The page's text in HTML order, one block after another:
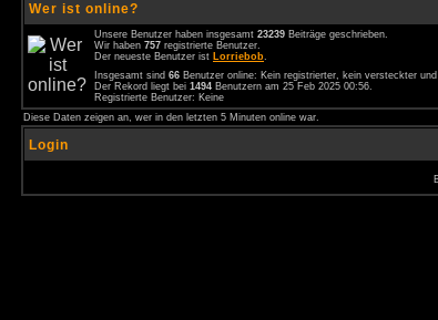
Wer ist online?
Unsere Benutzer haben insgesamt 23239 Beiträge geschrieben.
Wir haben 757 registrierte Benutzer.
Der neueste Benutzer ist Lorriebob.
Insgesamt sind 66 Benutzer online: Kein registrierter, kein versteckter
Der Rekord liegt bei 1494 Benutzern am 25 Feb 2025 00:56.
Registrierte Benutzer: Keine
Diese Daten zeigen an, wer in den letzten 5 Minuten online war.
Login